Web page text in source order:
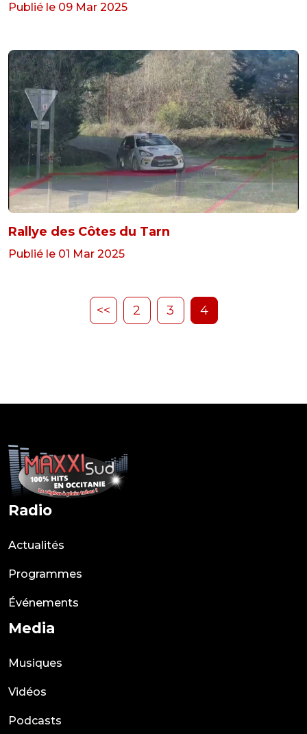
Publié le 09 Mar 2025
Rallye des Côtes du Tarn
Publié le 01 Mar 2025
<< 2 3 4
Radio
Actualités
Programmes
Événements
Media
Musiques
Vidéos
Podcasts